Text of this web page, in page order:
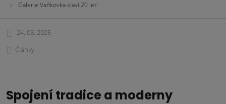
Galerie Vaňkovka slaví 20 let!
24. 03. 2025
Články
Spojení tradice a moderny